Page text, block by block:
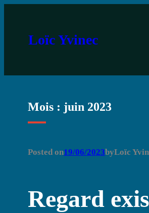
Loïc Yvinec
Mois : juin 2023
Posted on19/06/2023byLoïc
Regard